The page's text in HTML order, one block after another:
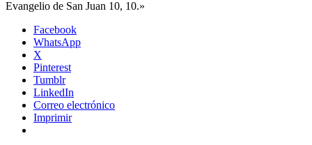
Evangelio de San Juan 10, 10.»
Facebook
WhatsApp
X
Pinterest
Tumblr
LinkedIn
Correo electrónico
Imprimir